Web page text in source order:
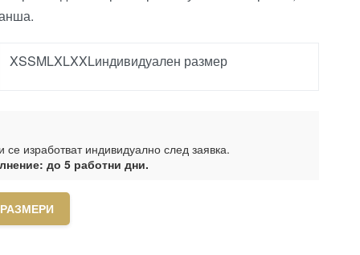
XSSMLXLXXLиндивидуален размер
се изработват индивидуално след заявка.
до 5 работни дни.